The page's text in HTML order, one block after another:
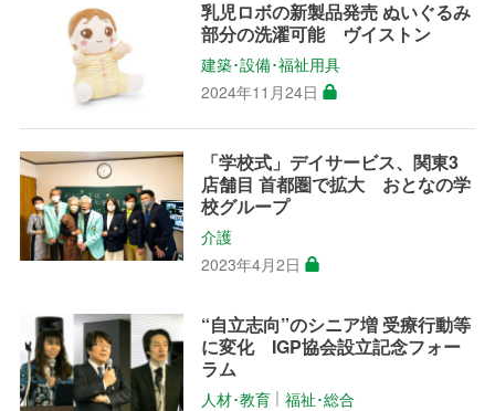
乳児ロボの新製品発売 ぬいぐるみ
部分の洗濯可能 ヴイストン
建築･設備･福祉用具
2024年11月24日
「学校式」デイサービス、関東3
店舗目 首都圏で拡大 おとなの学
校グループ
介護
2023年4月2日
“自立志向”のシニア増 受療行動等
に変化 IGP協会設立記念フォー
ラム
人材･教育 │福祉･総合